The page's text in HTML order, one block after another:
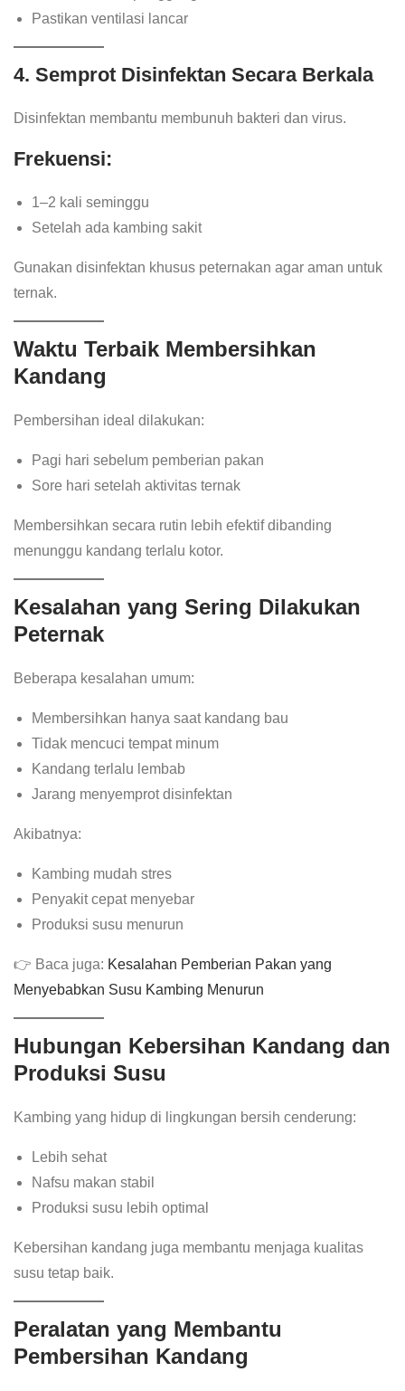
Pastikan ventilasi lancar
4. Semprot Disinfektan Secara Berkala
Disinfektan membantu membunuh bakteri dan virus.
Frekuensi:
1–2 kali seminggu
Setelah ada kambing sakit
Gunakan disinfektan khusus peternakan agar aman untuk
ternak.
Waktu Terbaik Membersihkan
Kandang
Pembersihan ideal dilakukan:
Pagi hari sebelum pemberian pakan
Sore hari setelah aktivitas ternak
Membersihkan secara rutin lebih efektif dibanding
menunggu kandang terlalu kotor.
Kesalahan yang Sering Dilakukan
Peternak
Beberapa kesalahan umum:
Membersihkan hanya saat kandang bau
Tidak mencuci tempat minum
Kandang terlalu lembab
Jarang menyemprot disinfektan
Akibatnya:
Kambing mudah stres
Penyakit cepat menyebar
Produksi susu menurun
👉 Baca juga: Kesalahan Pemberian Pakan yang
Menyebabkan Susu Kambing Menurun
Hubungan Kebersihan Kandang dan
Produksi Susu
Kambing yang hidup di lingkungan bersih cenderung:
Lebih sehat
Nafsu makan stabil
Produksi susu lebih optimal
Kebersihan kandang juga membantu menjaga kualitas
susu tetap baik.
Peralatan yang Membantu
Pembersihan Kandang